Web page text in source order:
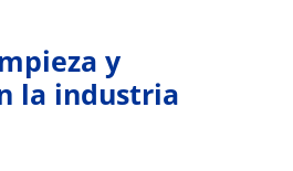
y
la industria